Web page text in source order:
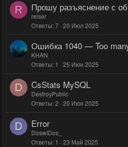
R Прошу разъяснение с
reiser
Ответы 7 20 Июл 2025
Ошибка 1040 — Too
KHAN
Ответы 1 25 Июн 2025
D CsStats MySQL
DestroyPublic
Ответы 2 20 Июн 2025
D Error
DoswIDos_
Ответы 1 23 Май 2025